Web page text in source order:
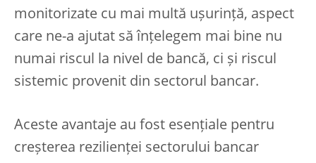
monitorizate cu mai multă ușurință, aspect
care ne-a ajutat să înțelegem mai bine nu
numai riscul la nivel de bancă, ci și riscul
sistemic provenit din sectorul bancar.
Aceste avantaje au fost esențiale pentru
creșterea rezilienței sectorului bancar